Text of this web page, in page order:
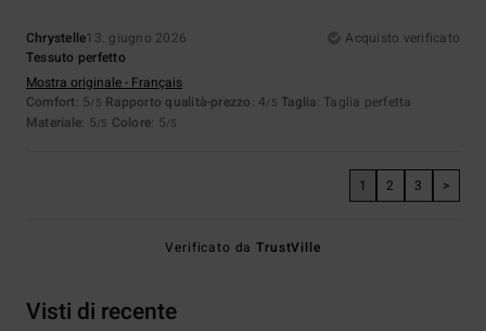
Chrystelle13. giugno 2026
Acquisto verificato
Tessuto perfetto
Mostra originale - Français
Comfort: 5/5 Rapporto qualità-prezzo: 4/5 Taglia: Taglia perfetta
Materiale: 5/5 Colore: 5/5
1 2 3 >
Verificato daTrustVille
Visti di recente